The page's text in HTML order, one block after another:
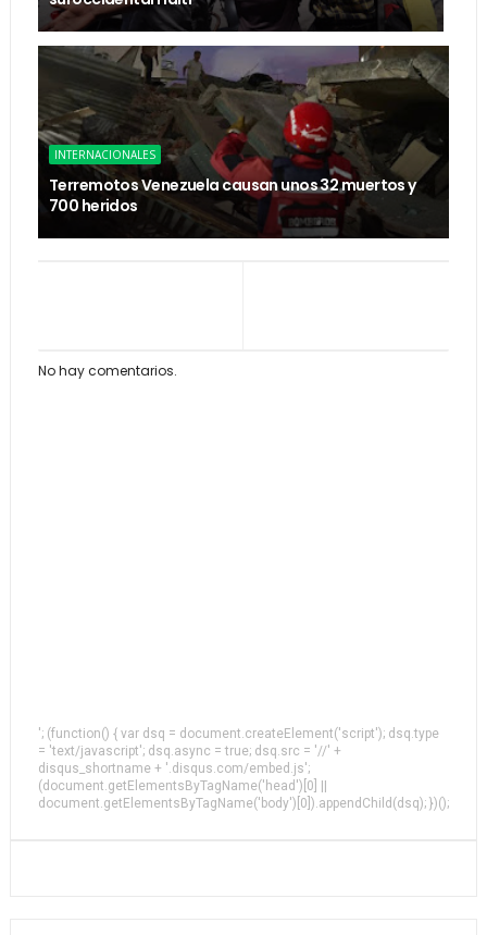
INTERNACIONALES
Terremotos Venezuela causan unos 32 muertos y
700 heridos
No hay comentarios.
'; (function() { var dsq = document.createElement('script'); dsq.type
= 'text/javascript'; dsq.async = true; dsq.src = '//' +
disqus_shortname + '.disqus.com/embed.js';
(document.getElementsByTagName('head')[0] ||
document.getElementsByTagName('body')[0]).appendChild(dsq); })();